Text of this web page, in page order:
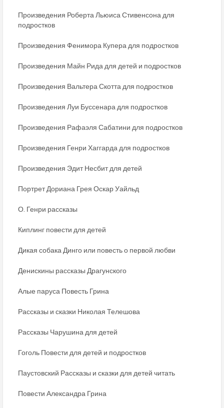
Произведения Роберта Льюиса Стивенсона для
подростков
Произведения Фенимора Купера для подростков
Произведения Майн Рида для детей и подростков
Произведения Вальтера Скотта для подростков
Произведения Луи Буссенара для подростков
Произведения Рафаэля Сабатини для подростков
Произведения Генри Хаггарда для подростков
Произведения Эдит Несбит для детей
Портрет Дориана Грея Оскар Уайльд
О. Генри рассказы
Киплинг повести для детей
Дикая собака Динго или повесть о первой любви
Денискины рассказы Драгунского
Алые паруса Повесть Грина
Рассказы и сказки Николая Телешова
Рассказы Чарушина для детей
Гоголь Повести для детей и подростков
Паустовский Рассказы и сказки для детей читать
Повести Александра Грина